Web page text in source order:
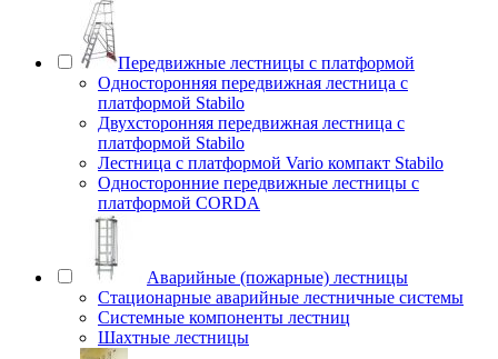
Передвижные лестницы с платформой
Односторонняя передвижная лестница с
платформой Stabilo
Двухсторонняя передвижная лестница с
платформой Stabilo
Лестница с платформой Vario компакт Stabilo
Односторонние передвижные лестницы с
платформой CORDA
Аварийные (пожарные) лестницы
Стационарные аварийные лестничные системы
Системные компоненты лестниц
Шахтные лестницы